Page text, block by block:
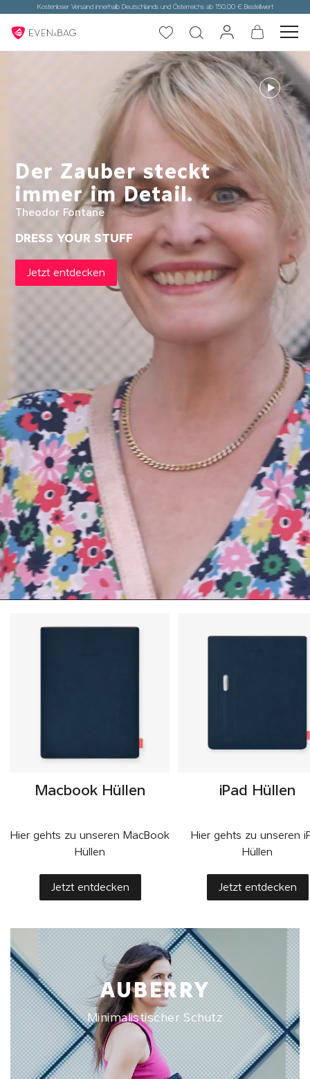
Kostenloser Versand innerhalb Deutschlands und Österreichs ab 150,00 € Bestellwert
Der Zauber steckt
immer im Detail.
Theodor Fontane
DRESS YOUR STUFF
Jetzt entdecken
Macbook Hüllen
Hier gehts zu unseren MacBook
Hüllen
Jetzt entdecken
iPad Hüllen
Hier gehts zu unseren
Hüllen
Jetzt entdecken
AUBERRY
Minimalistischer Schutz